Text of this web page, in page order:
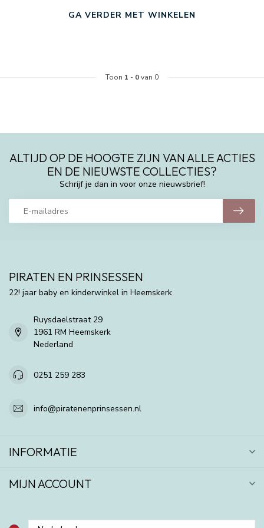
GA VERDER MET WINKELEN
Toon 1 - 0van 0
ALTIJD OP DE HOOGTE ZIJN VAN ALLE ACTIES
EN DE NIEUWSTE COLLECTIES?
Schrijf je dan in voor onze nieuwsbrief!
PIRATEN EN PRINSESSEN
22! jaar baby en kinderwinkel in Heemskerk
Ruysdaelstraat 29
1961 RM Heemskerk
Nederland
0251 259 283
info@piratenenprinsessen.nl
INFORMATIE
MIJN ACCOUNT